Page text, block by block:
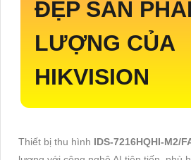
ĐẸP SẢN
LƯỢNG CỦA
HIKVISION
Thiết bị thu hình IDS-7216HQHI-M2/